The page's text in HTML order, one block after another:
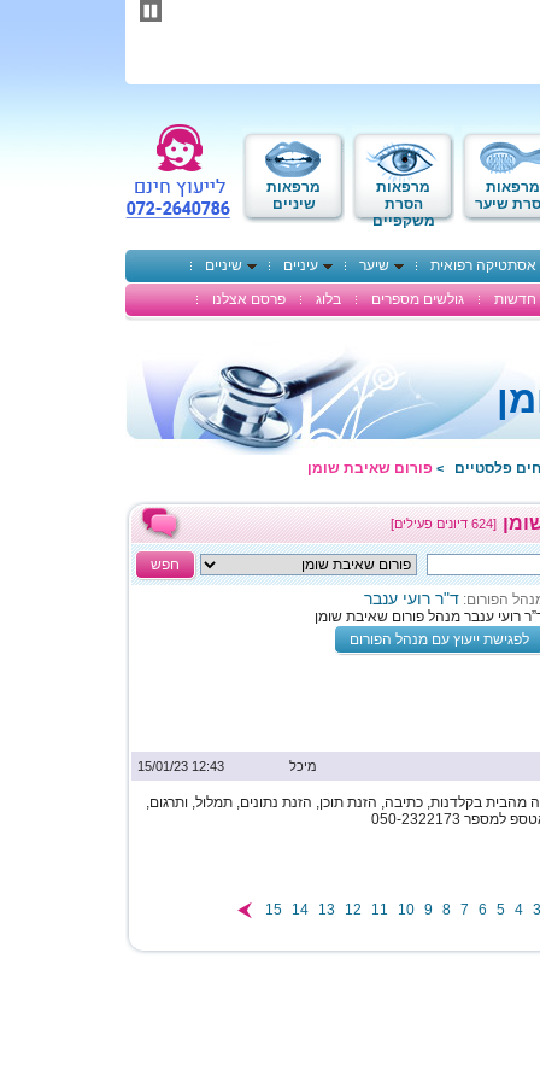
מרפאות
שיער
מרפאות
הסרת
משקפיים
מרפאות
שיניים
אסתטיקה רפואית שיער עיניים
שיניים
חדשות
גולשים מספרים בלוג פרסם אצלנו
פלסטיים > פורום שאיבת שומן
[624 דיונים פעילים]
חפש
הפורום: ד"ר רועי ענבר
רועי ענבר מנהל פורום שאיבת שומן
לפגישת ייעוץ עם מנהל הפורום
12:43 15/01/23 מיכל
מהבית בקלדנות, כתיבה, הזנת תוכן, הזנת נתונים, תמלול, ותרגום,
050-2322173
3
4
5
6
7
8
9
10
11
12
13
14
15